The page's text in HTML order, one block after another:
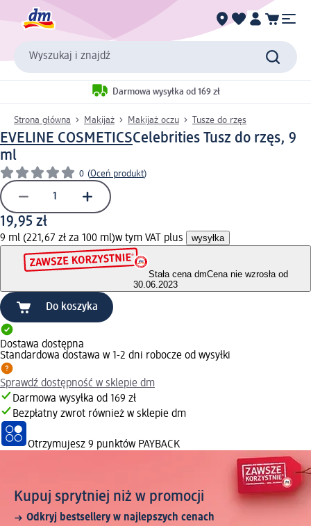
Wyszukaj i znajdź
Darmowa wysyłka od 169 zł
Strona główna Makijaż Makijaż oczu Tusze do rzęs
EVELINE COSMETICSCelebrities Tusz do rzęs, 9
ml
0 (Oceń produkt)
19,95 zł
9 ml (221,67 zł za 100 ml)w tym VAT plus wysyłka
Stała cena dmCena nie wzrosła od
30.06.2023
Do koszyka
Dostawa dostępna
Standardowa dostawa w 1-2 dni robocze od wysyłki
Sprawdź dostępność w sklepie dm
Darmowa wysyłka od 169 zł
Bezpłatny zwrot również w sklepie dm
Otrzymujesz 9 punktów PAYBACK
Kupuj sprytniej niż w promocji
Odkryj bestsellery w najlepszych cenach